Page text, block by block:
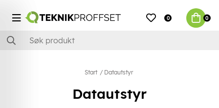
0 0
Start Datautstyr
Datautstyr